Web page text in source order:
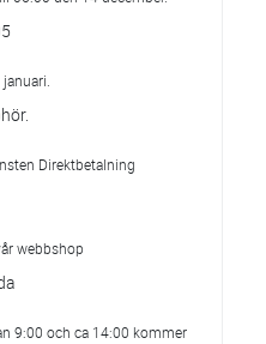
Direktbetalning
webbshop
9:00 och ca 14:00 kommer